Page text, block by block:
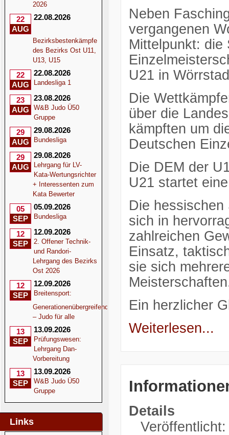
2026
22
AUG
22.08.2026
Bezirksbestenkämpfe
des Bezirks Ost U11,
U13, U15
22
AUG
22.08.2026
Landesliga 1
23
AUG
23.08.2026
W&B Judo Ü50
Gruppe
29
AUG
29.08.2026
Bundesliga
29
AUG
29.08.2026
Lehrgang für LV-
Kata-Wertungsrichter
+ Interessenten zum
Kata Bewerter
05
SEP
05.09.2026
Bundesliga
12
SEP
12.09.2026
2. Offener Technik-
und Randori-
Lehrgang des Bezirks
Ost 2026
12
SEP
12.09.2026
Breitensport:
Generationenübergreifend
– Judo für alle
13
SEP
13.09.2026
Prüfungswesen:
Lehrgang Dan-
Vorbereitung
13
SEP
13.09.2026
W&B Judo Ü50
Gruppe
Links
Neben
vergangenen
Mittelpunkt: die
U21 in
Die
über die
kämpften um
Deutschen
Die DEM der
U21 startet
Die
sich in
zahlreichen
Einsatz,
sie sich
Ein herzlicher
Weiterlesen...
Details